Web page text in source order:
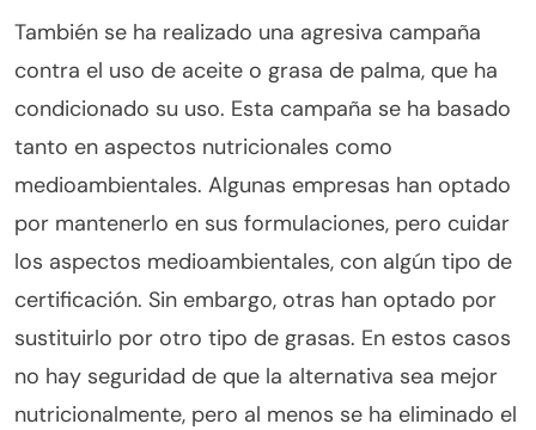
También se ha realizado una agresiva campaña
contra el uso de aceite o grasa de palma, que ha
condicionado su uso. Esta campaña se ha basado
tanto en aspectos nutricionales como
medioambientales. Algunas empresas han optado
por mantenerlo en sus formulaciones, pero cuidar
los aspectos medioambientales, con algún tipo de
certificación. Sin embargo, otras han optado por
sustituirlo por otro tipo de grasas. En estos casos
no hay seguridad de que la alternativa sea mejor
nutricionalmente, pero al menos se ha eliminado el